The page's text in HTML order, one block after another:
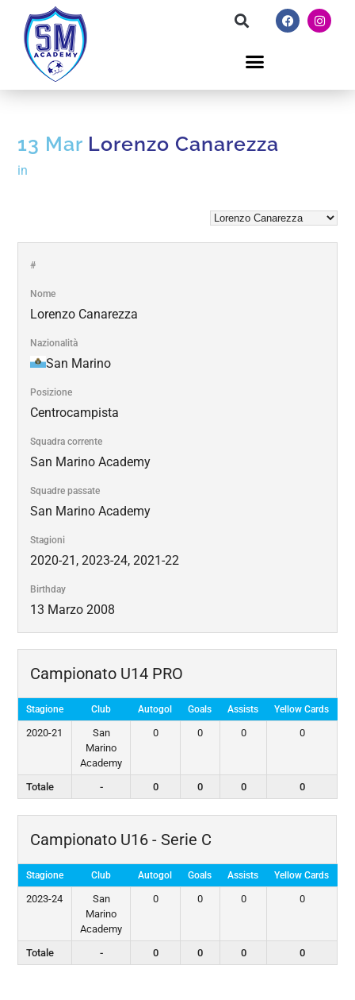
13 Mar Lorenzo Canarezza
in
#
Nome
Lorenzo Canarezza
Nazionalità
San Marino
Posizione
Centrocampista
Squadra corrente
San Marino Academy
Squadre passate
San Marino Academy
Stagioni
2020-21, 2023-24, 2021-22
Birthday
13 Marzo 2008
Campionato U14 PRO
Stagione Club Autogol Goals Assists Yellow Cards
2020-21
San
Marino
Academy
0 0 0 0
Totale - 0 0 0 0
Campionato U16 - Serie C
Stagione Club Autogol Goals Assists Yellow Cards
2023-24
San
Marino
Academy
0 0 0 0
Totale - 0 0 0 0